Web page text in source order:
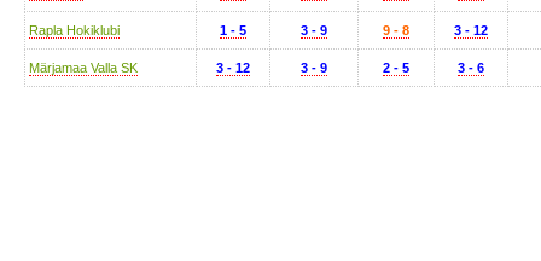
Rapla Hokiklubi 1 - 5 3 - 9 9 - 8 3 - 12
Märjamaa Valla SK 3 - 12 3 - 9 2 - 5 3 - 6